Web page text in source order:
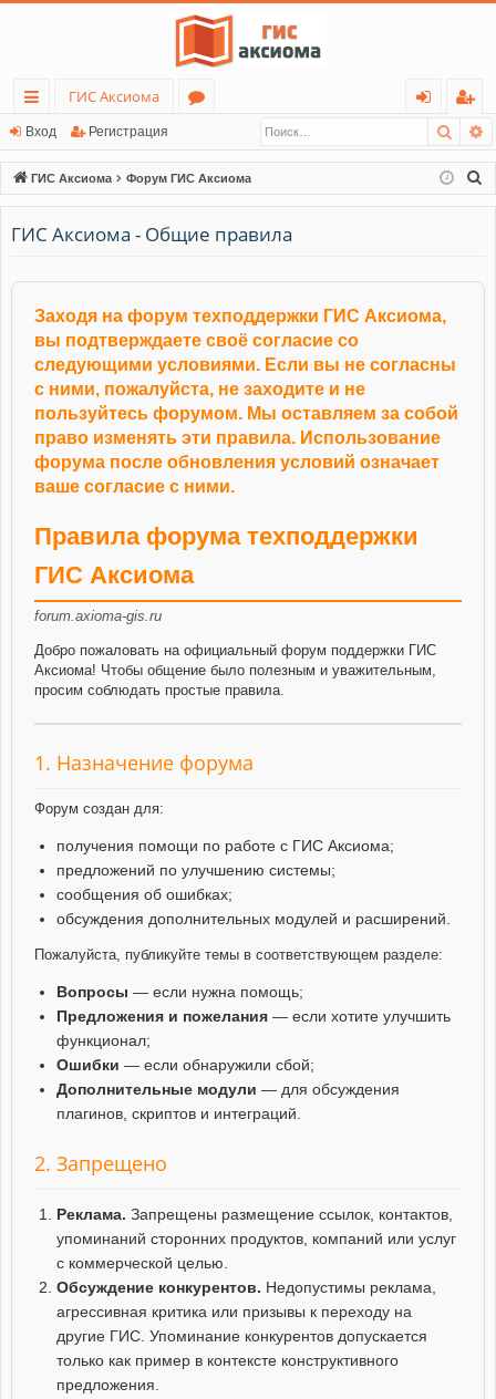
с
ы
лк
и
ГИС Аксиома
ру
м
ы
д
ег
ис
тр
Вход Регистрация
ГИС Аксиома Форум ГИС Аксиома
ГИС Аксиома - Общие правила
Заходя на форум техподдержки ГИС Аксиома,
вы подтверждаете своё согласие со
следующими условиями. Если вы не согласны
с ними, пожалуйста, не заходите и не
пользуйтесь форумом. Мы оставляем за собой
право изменять эти правила. Использование
форума после обновления условий означает
ваше согласие с ними.
Правила форума техподдержки
ГИС Аксиома
forum.axioma-gis.ru
Добро пожаловать на официальный форум поддержки ГИС
Аксиома! Чтобы общение было полезным и уважительным,
просим соблюдать простые правила.
1. Назначение форума
Форум создан для:
получения помощи по работе с ГИС Аксиома;
предложений по улучшению системы;
сообщения об ошибках;
обсуждения дополнительных модулей и расширений.
Пожалуйста, публикуйте темы в соответствующем разделе:
Вопросы — если нужна помощь;
Предложения и пожелания — если хотите улучшить
функционал;
Ошибки — если обнаружили сбой;
Дополнительные модули — для обсуждения
плагинов, скриптов и интеграций.
2. Запрещено
Реклама. Запрещены размещение ссылок, контактов,
упоминаний сторонних продуктов, компаний или услуг
с коммерческой целью.
Обсуждение конкурентов. Недопустимы реклама,
агрессивная критика или призывы к переходу на
другие ГИС. Упоминание конкурентов допускается
только как пример в контексте конструктивного
предложения.